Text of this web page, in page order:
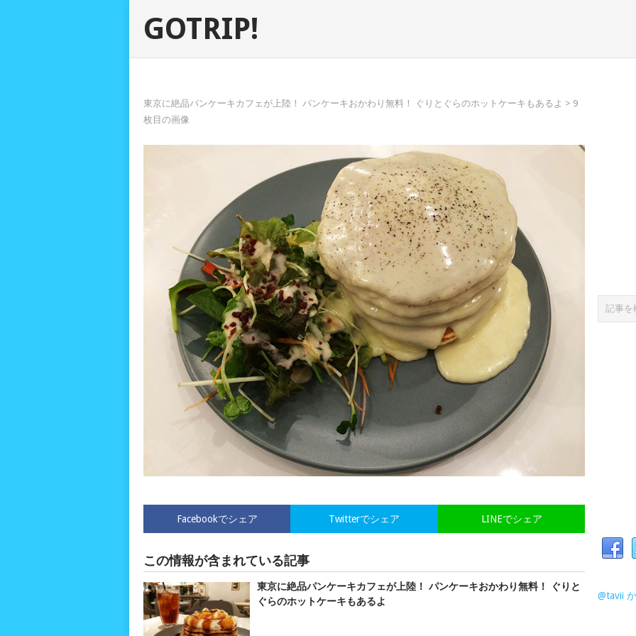
GOTRIP!
東京に絶品パンケーキカフェが上陸！ パンケーキおかわり無料！ ぐりとぐらのホットケーキもあるよ > 9
枚目の画像
Facebookでシェア LINEでシェア
Twitterでシェア
この情報が含まれている記事
東京に絶品パンケーキカフェが上陸！ パンケーキおかわり無料！ ぐりと
ぐらのホットケーキもあるよ
@tavii